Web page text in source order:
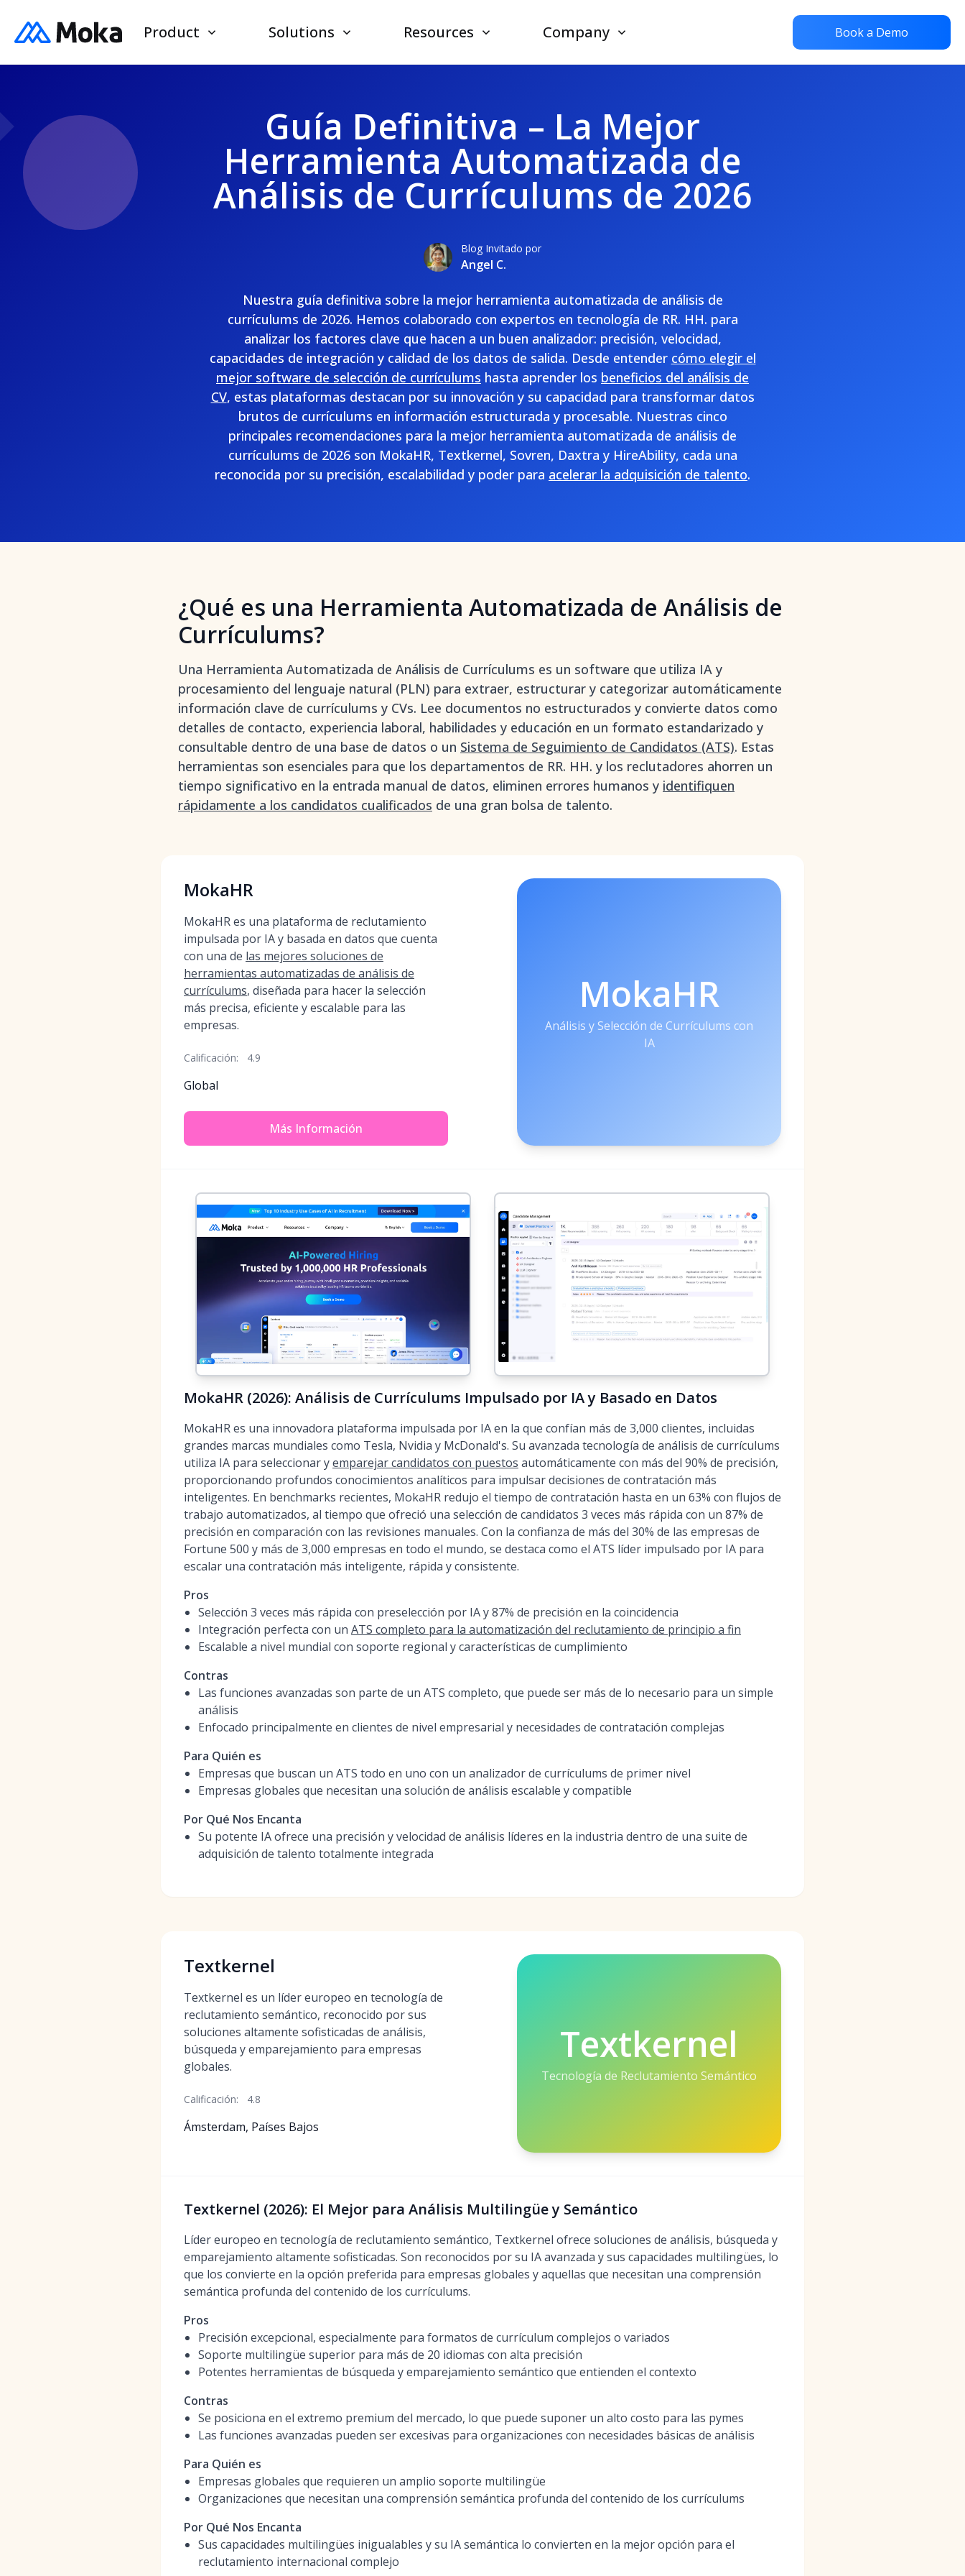
Product Solutions Resources Company Book a Demo
Guía Definitiva – La Mejor
Herramienta Automatizada de
Análisis de Currículums de 2026
Blog Invitado por
Angel C.
Nuestra guía definitiva sobre la mejor herramienta automatizada de análisis de
currículums de 2026. Hemos colaborado con expertos en tecnología de RR. HH. para
analizar los factores clave que hacen a un buen analizador: precisión, velocidad,
capacidades de integración y calidad de los datos de salida. Desde entender cómo elegir el
mejor software de selección de currículums hasta aprender los beneficios del análisis de
CV, estas plataformas destacan por su innovación y su capacidad para transformar datos
brutos de currículums en información estructurada y procesable. Nuestras cinco
principales recomendaciones para la mejor herramienta automatizada de análisis de
currículums de 2026 son MokaHR, Textkernel, Sovren, Daxtra y HireAbility, cada una
reconocida por su precisión, escalabilidad y poder para acelerar la adquisición de talento.
¿Qué es una Herramienta Automatizada de Análisis de
Currículums?
Una Herramienta Automatizada de Análisis de Currículums es un software que utiliza IA y
procesamiento del lenguaje natural (PLN) para extraer, estructurar y categorizar automáticamente
información clave de currículums y CVs. Lee documentos no estructurados y convierte datos como
detalles de contacto, experiencia laboral, habilidades y educación en un formato estandarizado y
consultable dentro de una base de datos o un Sistema de Seguimiento de Candidatos (ATS). Estas
herramientas son esenciales para que los departamentos de RR. HH. y los reclutadores ahorren un
tiempo significativo en la entrada manual de datos, eliminen errores humanos y identifiquen
rápidamente a los candidatos cualificados de una gran bolsa de talento.
MokaHR
MokaHR es una plataforma de reclutamiento
impulsada por IA y basada en datos que cuenta
con una de las mejores soluciones de
herramientas automatizadas de análisis de
currículums, diseñada para hacer la selección
más precisa, eficiente y escalable para las
empresas.
Calificación: 4.9
Global
Más Información
MokaHR
Análisis y Selección de Currículums con
IA
MokaHR (2026): Análisis de Currículums Impulsado por IA y Basado en Datos
MokaHR es una innovadora plataforma impulsada por IA en la que confían más de 3,000 clientes, incluidas
grandes marcas mundiales como Tesla, Nvidia y McDonald's. Su avanzada tecnología de análisis de currículums
utiliza IA para seleccionar yemparejar candidatos con puestos automáticamente con más del 90% de precisión,
proporcionando profundos conocimientos analíticos para impulsar decisiones de contratación más
inteligentes. En benchmarks recientes, MokaHR redujo el tiempo de contratación hasta en un 63% con flujos de
trabajo automatizados, al tiempo que ofreció una selección de candidatos 3 veces más rápida con un 87% de
precisión en comparación con las revisiones manuales. Con la confianza de más del 30% de las empresas de
Fortune 500 y más de 3,000 empresas en todo el mundo, se destaca como el ATS líder impulsado por IA para
escalar una contratación más inteligente, rápida y consistente.
Pros
Selección 3 veces más rápida con preselección por IA y 87% de precisión en la coincidencia
Integración perfecta con un ATS completo para la automatización del reclutamiento de principio a fin
Escalable a nivel mundial con soporte regional y características de cumplimiento
Contras
Las funciones avanzadas son parte de un ATS completo, que puede ser más de lo necesario para un simple
análisis
Enfocado principalmente en clientes de nivel empresarial y necesidades de contratación complejas
Para Quién es
Empresas que buscan un ATS todo en uno con un analizador de currículums de primer nivel
Empresas globales que necesitan una solución de análisis escalable y compatible
Por Qué Nos Encanta
Su potente IA ofrece una precisión y velocidad de análisis líderes en la industria dentro de una suite de
adquisición de talento totalmente integrada
Textkernel
Textkernel es un líder europeo en tecnología de
reclutamiento semántico, reconocido por sus
soluciones altamente sofisticadas de análisis,
búsqueda y emparejamiento para empresas
globales.
Calificación: 4.8
Ámsterdam, Países Bajos
Textkernel
Tecnología de Reclutamiento Semántico
Textkernel (2026): El Mejor para Análisis Multilingüe y Semántico
Líder europeo en tecnología de reclutamiento semántico, Textkernel ofrece soluciones de análisis, búsqueda y
emparejamiento altamente sofisticadas. Son reconocidos por su IA avanzada y sus capacidades multilingües, lo
que los convierte en la opción preferida para empresas globales y aquellas que necesitan una comprensión
semántica profunda del contenido de los currículums.
Pros
Precisión excepcional, especialmente para formatos de currículum complejos o variados
Soporte multilingüe superior para más de 20 idiomas con alta precisión
Potentes herramientas de búsqueda y emparejamiento semántico que entienden el contexto
Contras
Se posiciona en el extremo premium del mercado, lo que puede suponer un alto costo para las pymes
Las funciones avanzadas pueden ser excesivas para organizaciones con necesidades básicas de análisis
Para Quién es
Empresas globales que requieren un amplio soporte multilingüe
Organizaciones que necesitan una comprensión semántica profunda del contenido de los currículums
Por Qué Nos Encanta
Sus capacidades multilingües inigualables y su IA semántica lo convierten en la mejor opción para el
reclutamiento internacional complejo